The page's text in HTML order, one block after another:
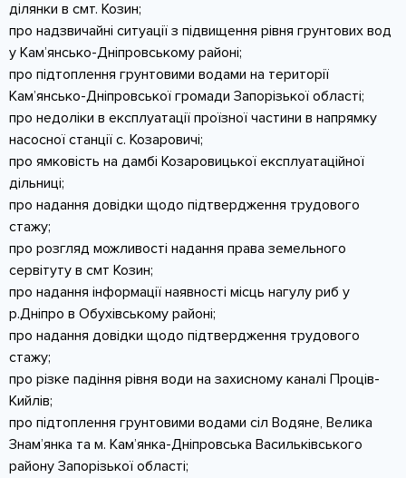
ділянки в смт. Козин;
про надзвичайні ситуації з підвищення рівня грунтових вод
у Кам’янсько-Дніпровському районі;
про підтоплення грунтовими водами на території
Кам’янсько-Дніпровської громади Запорізької області;
про недоліки в експлуатації проїзної частини в напрямку
насосної станції с. Козаровичі;
про ямковість на дамбі Козаровицької експлуатаційної
дільниці;
про надання довідки щодо підтвердження трудового
стажу;
про розгляд можливості надання права земельного
сервітуту в смт Козин;
про надання інформації наявності місць нагулу риб у
р.Дніпро в Обухівському районі;
про надання довідки щодо підтвердження трудового
стажу;
про різке падіння рівня води на захисному каналі Проців-
Кийлів;
про підтоплення грунтовими водами сіл Водяне, Велика
Знам’янка та м. Кам’янка-Дніпровська Васильківського
району Запорізької області;